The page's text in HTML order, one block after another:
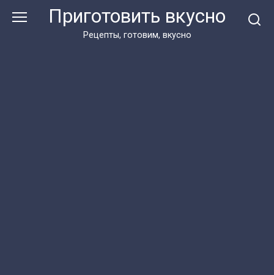
Приготовить вкусно
Рецепты, готовим, вкусно